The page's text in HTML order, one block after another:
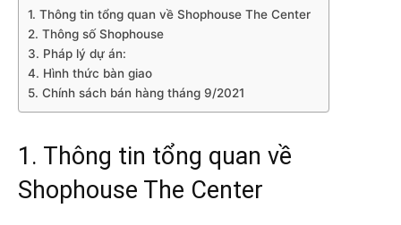
1. Thông tin tổng quan về Shophouse The Center
2. Thông số Shophouse
3. Pháp lý dự án:
4. Hình thức bàn giao
5. Chính sách bán hàng tháng 9/2021
1. Thông tin tổng quan về
Shophouse The Center